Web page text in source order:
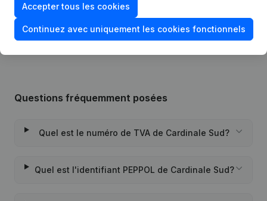
Rubrique Constitution (Nouvelle
Personne Morale, Ouverture
Succursale, etc...)
Questions fréquemment posées
Quel est le numéro de TVA de Cardinale Sud?
Quel est l'identifiant PEPPOL de Cardinale Sud?
Accepter tous les cookies
Continuez avec uniquement les cookies fonctionnels